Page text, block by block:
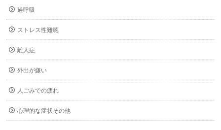
過呼吸
ストレス性難聴
離人症
外出が嫌い
人ごみでの疲れ
心理的な症状その他